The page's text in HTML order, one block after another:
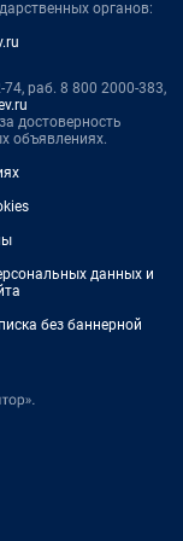
органов:
раб. 8 800 2000-383,
достоверность
объявлениях.
данных и
без баннерной